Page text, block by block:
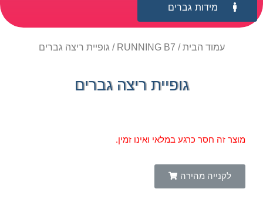
עמוד הבית/
RUNNING B7 / גופיית ריצה גברים
גופיית ריצה גברים
מוצר זה חסר כרגע במלאי ואינו זמין.
לקנייה מהירה
מידות גברים